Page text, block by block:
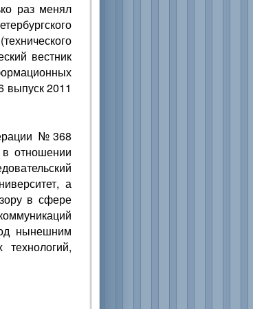
раз менял
вестник
выпуск 2011
№ 368
в отношении
а
в сфере
нынешним